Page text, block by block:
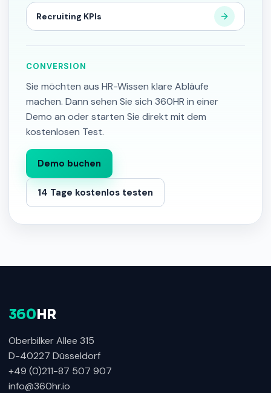
Recruiting KPIs
CONVERSION
Sie möchten aus HR-Wissen klare Abläufe
machen. Dann sehen Sie sich 360HR in einer
Demo an oder starten Sie direkt mit dem
kostenlosen Test.
Demo buchen
14 Tage kostenlos testen
360 HR
Oberbilker Allee 315
D-40227 Düsseldorf
+49 (0)211-87 507 907
info@360hr.io